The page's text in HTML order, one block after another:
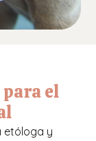
el
etóloga y